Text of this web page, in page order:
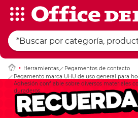
Herramientas
Pegamentos de contacto
Pegamento marca UHU de uso general para
Adhesión confiable sobre diversos materiales
duraderos.